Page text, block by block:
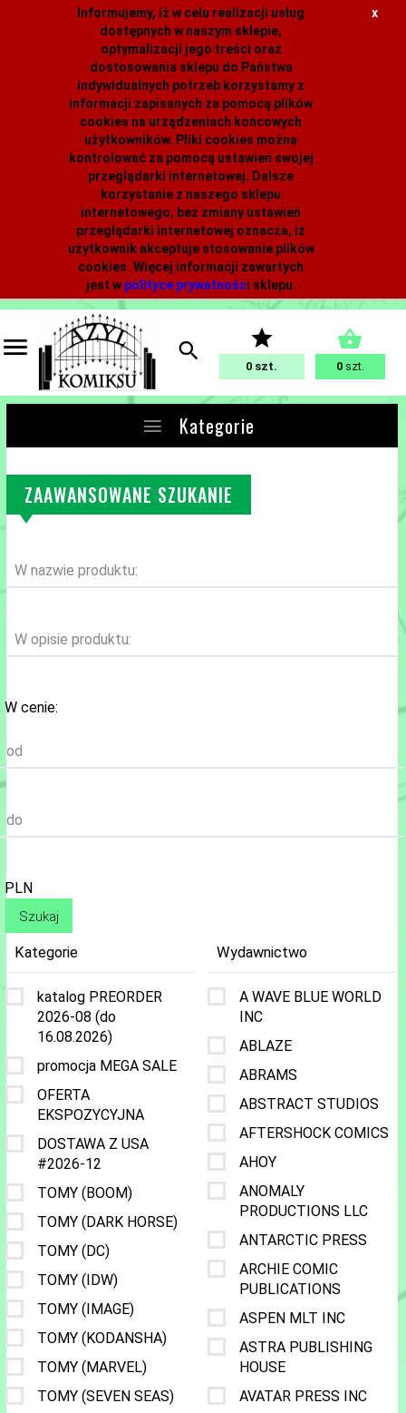
Informujemy, iż w celu realizacji usług
dostępnych w naszym sklepie,
optymalizacji jego treści oraz
dostosowania sklepu do Państwa
indywidualnych potrzeb korzystamy z
informacji zapisanych za pomocą plików
cookies na urządzeniach końcowych
użytkowników. Pliki cookies można
kontrolować za pomocą ustawień swojej
przeglądarki internetowej. Dalsze
korzystanie z naszego sklepu
internetowego, bez zmiany ustawień
przeglądarki internetowej oznacza, iż
użytkownik akceptuje stosowanie plików
cookies. Więcej informacji zawartych
jest w polityce prywatności sklepu.
x
0 0 szt.
Kategorie
ZAAWANSOWANE SZUKANIE
W nazwie produktu:
W opisie produktu:
W cenie:
od
do
PLN
Kategorie
katalog PREORDER
2026-08 (do
16.08.2026)
promocja MEGA SALE
OFERTA
EKSPOZYCYJNA
DOSTAWA Z USA
#2026-12
TOMY (BOOM)
TOMY (DARK HORSE)
TOMY (DC)
TOMY (IDW)
TOMY (IMAGE)
TOMY (KODANSHA)
TOMY (MARVEL)
TOMY (SEVEN SEAS)
Wydawnictwo
A WAVE BLUE WORLD
INC
ABLAZE
ABRAMS
ABSTRACT STUDIOS
AFTERSHOCK COMICS
AHOY
ANOMALY
PRODUCTIONS LLC
ANTARCTIC PRESS
ARCHIE COMIC
PUBLICATIONS
ASPEN MLT INC
ASTRA PUBLISHING
HOUSE
AVATAR PRESS INC